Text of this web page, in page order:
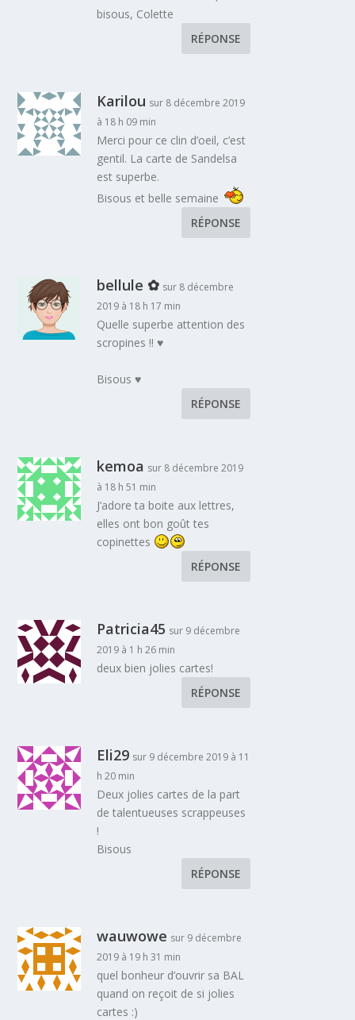
bisous, Colette
RÉPONSE
Karilou sur 8 décembre 2019
à 18 h 09 min
Merci pour ce clin d’oeil, c’est
gentil. La carte de Sandelsa
est superbe.
Bisous et belle semaine
RÉPONSE
bellule ✿ sur 8 décembre
2019 à 18 h 17 min
Quelle superbe attention des
scropines !! ♥
Bisous ♥
RÉPONSE
kemoa sur 8 décembre 2019
à 18 h 51 min
J’adore ta boite aux lettres,
elles ont bon goût tes
copinettes
RÉPONSE
Patricia45 sur 9 décembre
2019 à 1 h 26 min
deux bien jolies cartes!
RÉPONSE
Eli29 sur 9 décembre 2019 à 11
h 20 min
Deux jolies cartes de la part
de talentueuses scrappeuses
!
Bisous
RÉPONSE
wauwowe sur 9 décembre
2019 à 19 h 31 min
quel bonheur d’ouvrir sa BAL
quand on reçoit de si jolies
cartes :)